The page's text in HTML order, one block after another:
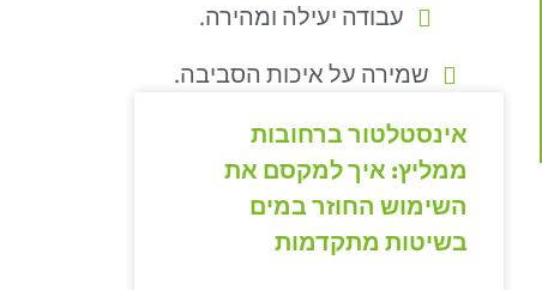
עבודה יעילה ומהירה.
שמירה על איכות הסביבה.
אינסטלטור ברחובות
ממליץ: איך למקסם את
השימוש החוזר במים
בשיטות מתקדמות